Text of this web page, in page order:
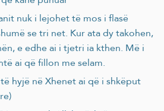
nuk i lejohet të mos i flasë
se tri net. Kur ata dy takohen,
e edhe ai i tjetri ia kthen. Më i
ai që fillon me selam.
hyjë në Xhenet ai që i shkëput